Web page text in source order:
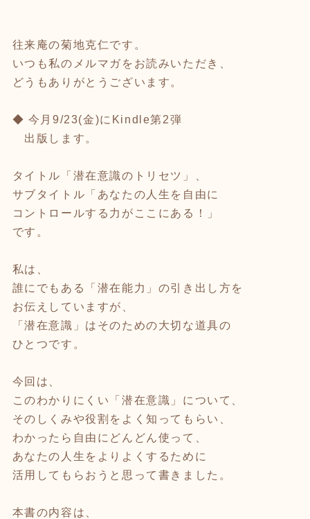
往来庵の菊地克仁です。
いつも私のメルマガをお読みいただき、
どうもありがとうございます。
◆ 今月9/23(金)にKindle第2弾
出版します。
タイトル「潜在意識のトリセツ」、
サブタイトル「あなたの人生を自由に
コントロールする力がここにある！」
です。
私は、
誰にでもある「潜在能力」の引き出し方を
お伝えしていますが、
「潜在意識」はそのための大切な道具の
ひとつです。
今回は、
このわかりにくい「潜在意識」について、
そのしくみや役割をよく知ってもらい、
わかったら自由にどんどん使って、
あなたの人生をよりよくするために
活用してもらおうと思って書きました。
本書の内容は、